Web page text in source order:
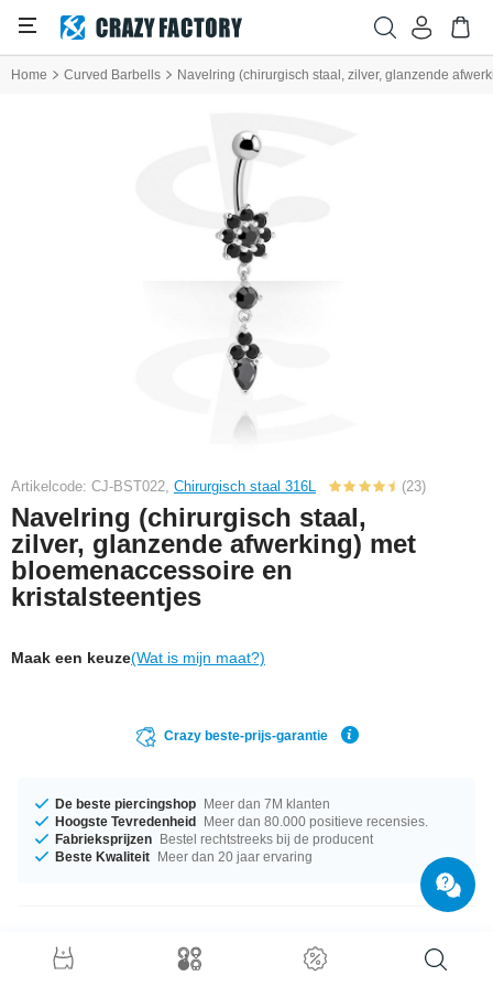
Home Curved Barbells Navelring (chirurgisch staal, zilver, glanzende
Artikelcode: CJ-BST022, Chirurgisch staal 316L (23)
Navelring (chirurgisch staal,
zilver, glanzende afwerking) met
bloemenaccessoire en
kristalsteentjes
Maak een keuze(Wat is mijn maat?)
Crazy beste-prijs-garantie
De beste piercingshop Meer dan 7M klanten
Hoogste Tevredenheid Meer dan 80.000 positieve recensies.
Fabrieksprijzen Bestel rechtstreeks bij de producent
Beste Kwaliteit Meer dan 20 jaar ervaring
Productgegevens